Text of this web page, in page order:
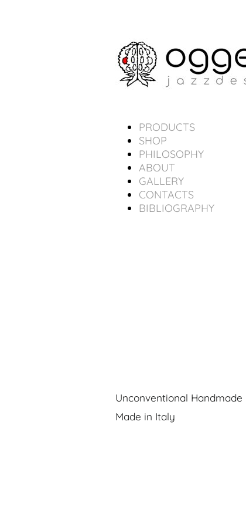
PRODUCTS
SHOP
PHILOSOPHY
ABOUT
GALLERY
CONTACTS
BIBLIOGRAPHY
Unconventional Handmade
Made in Italy